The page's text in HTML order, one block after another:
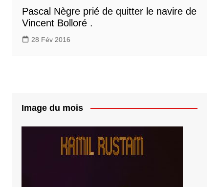
Pascal Nègre prié de quitter le navire de
Vincent Bolloré .
28 Fév 2016
Image du mois